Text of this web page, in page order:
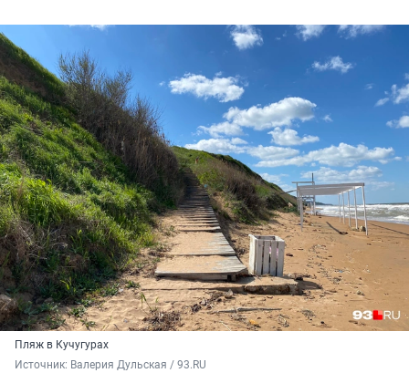
Пляж в Кучугурах
Источник: Валерия Дульская / 93.RU